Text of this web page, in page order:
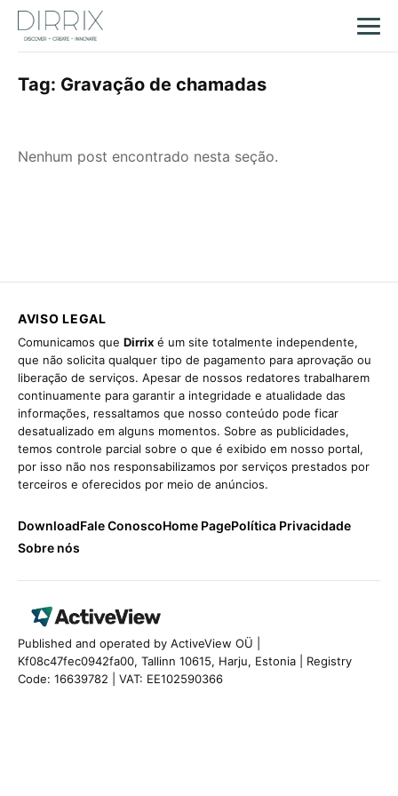
Tag: Gravação de chamadas
Nenhum post encontrado nesta seção.
AVISO LEGAL
Comunicamos que Dirrix é um site totalmente independente,
que não solicita qualquer tipo de pagamento para aprovação ou
liberação de serviços. Apesar de nossos redatores trabalharem
continuamente para garantir a integridade e atualidade das
informações, ressaltamos que nosso conteúdo pode ficar
desatualizado em alguns momentos. Sobre as publicidades,
temos controle parcial sobre o que é exibido em nosso portal,
por isso não nos responsabilizamos por serviços prestados por
terceiros e oferecidos por meio de anúncios.
DownloadFale ConoscoHome PagePolítica Privacidade
Sobre nós
Published and operated by ActiveView OÜ |
Kf08c47fec0942fa00, Tallinn 10615, Harju, Estonia | Registry
Code: 16639782 | VAT: EE102590366